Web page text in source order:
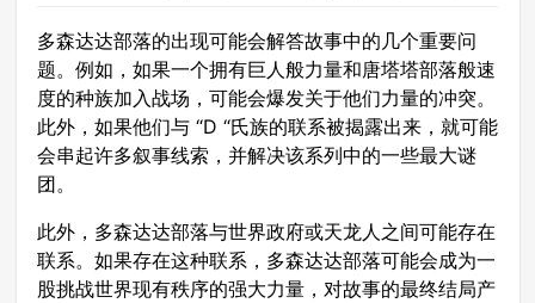
多森达达部落的出现可能会解答故事中的几个重要问
题。例如，如果一个拥有巨人般力量和唐塔塔部落般速
度的种族加入战场，可能会爆发关于他们力量的冲突。
此外，如果他们与 “D “氏族的联系被揭露出来，就可能
会串起许多叙事线索，并解决该系列中的一些最大谜
团。
此外，多森达达部落与世界政府或天龙人之间可能存在
联系。如果存在这种联系，多森达达部落可能会成为一
股挑战世界现有秩序的强大力量，对故事的最终结局产